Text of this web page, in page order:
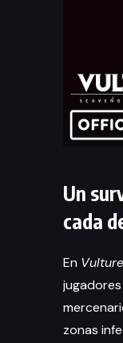
Un
cada
En
zonas